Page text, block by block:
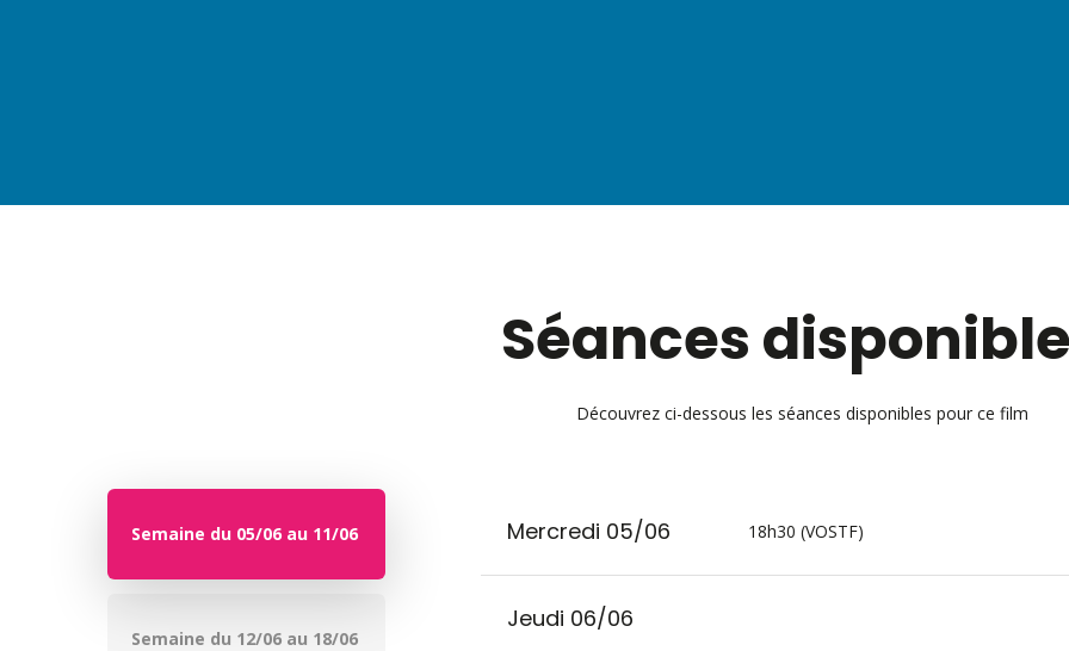
Séances
Découvrez ci-dessous les séances disponibles pour ce film
Semaine du 05/06 au 11/06
Semaine du 12/06 au 18/06
Mercredi 05/06 18h30 (VOSTF)
Jeudi 06/06